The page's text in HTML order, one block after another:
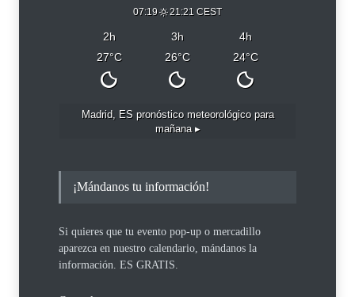
07:19 21:21 CEST
2h 3h 4h
27°C 26°C 24°C
Madrid, ESpronóstico meteorológico para
mañana ▸
¡Mándanos tu información!
Si quieres que tu evento pop-up o mercadillo
aparezca en nuestro calendario, mándanos la
información. ES GRATIS.